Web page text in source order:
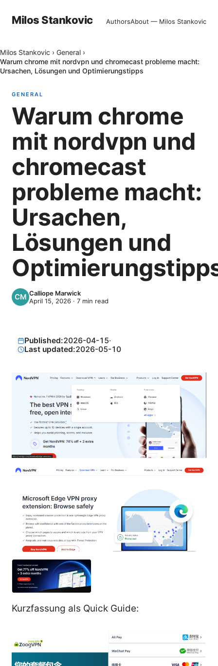
Milos Stankovic AuthorsAbout — Milos Stankovic
Milos Stankovic › General ›
Warum chrome mit nordvpn und chromecast probleme macht:
Ursachen, Lösungen und Optimierungstipps
GENERAL
Warum chrome
mit nordvpn und
chromecast
probleme macht:
Ursachen,
Lösungen und
Calliope Marwick
April 15, 2026 · 7 min read
Published:2026-04-15·
Last updated:2026-05-10
Kurzfassung als Quick Guide: